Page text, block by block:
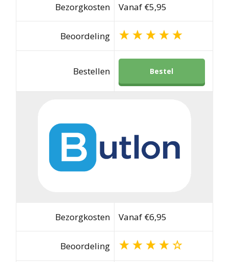
Bezorgkosten Vanaf €5,95
Beoordeling
Bestellen Bestel
Bezorgkosten Vanaf €6,95
Beoordeling